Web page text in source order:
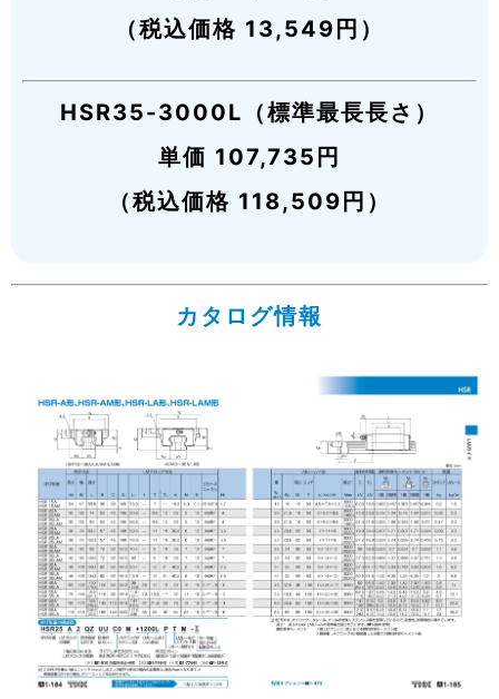
（税込価格 13,549円）
HSR35-3000L（標準最長長さ）
単価 107,735円
（税込価格 118,509円）
カタログ情報